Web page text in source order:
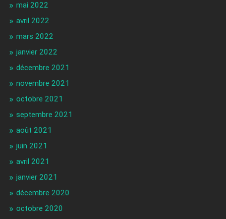
mai 2022
avril 2022
mars 2022
janvier 2022
décembre 2021
novembre 2021
octobre 2021
septembre 2021
août 2021
juin 2021
avril 2021
janvier 2021
décembre 2020
octobre 2020